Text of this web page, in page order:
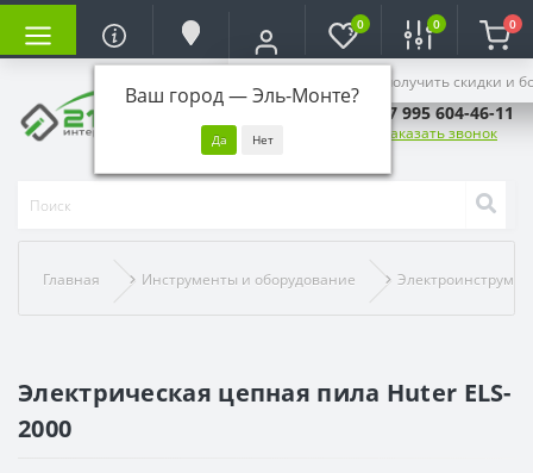
Ваш город —Эль-Монте?
Войдите, чтобы получить скидки и
0 0 0
+7 995 604-46-11
Заказать звонок
Главная Инструменты и оборудование
Электрическая цепная пила Huter ELS-
2000